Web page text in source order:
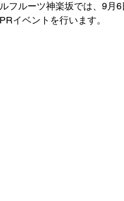
フルーツ神楽坂では、9月
イベントを行います。